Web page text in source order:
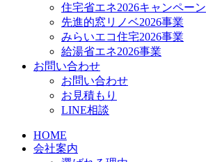
住宅省エネ2026キャンペーン
先進的窓リノベ2026事業
みらいエコ住宅2026事業
給湯省エネ2026事業
お問い合わせ
お問い合わせ
お見積もり
LINE相談
HOME
会社案内